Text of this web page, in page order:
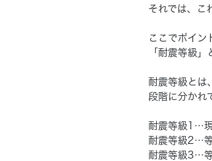
それでは、こ
ここでポイン
「耐震等級
耐震等級とは
段階に分かれ
耐震等級1…
耐震等級2…
耐震等級3…